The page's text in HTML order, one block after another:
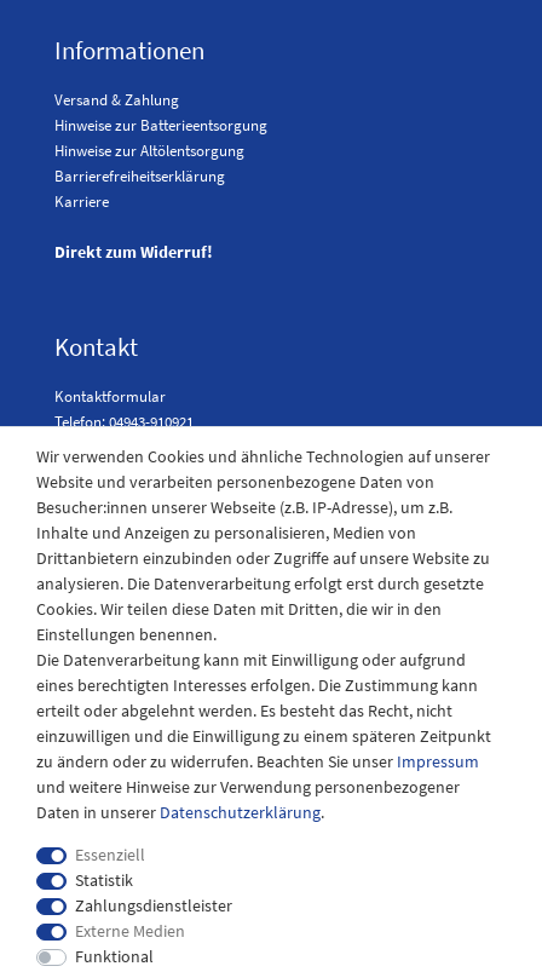
Informationen
Versand & Zahlung
Hinweise zur Batterieentsorgung
Hinweise zur Altölentsorgung
Barrierefreiheitserklärung
Karriere
Direkt zum Widerruf!
Kontakt
Kontaktformular
Telefon: 04943-910921
Laden Öffnungszeiten
Montag - Freitag
08:30 - 12:30 und 13.00 - 17.30 Uhr
Samstags
08:30 bis 12:30 Uhr
Impressum
Wir verwenden Cookies und ähnliche Technologien auf unserer
Website und verarbeiten personenbezogene Daten von
Besucher:innen unserer Webseite (z.B. IP-Adresse), um z.B.
Inhalte und Anzeigen zu personalisieren, Medien von
Drittanbietern einzubinden oder Zugriffe auf unsere Website zu
analysieren. Die Datenverarbeitung erfolgt erst durch gesetzte
Cookies. Wir teilen diese Daten mit Dritten, die wir in den
Einstellungen benennen.
Die Datenverarbeitung kann mit Einwilligung oder aufgrund
eines berechtigten Interesses erfolgen. Die Zustimmung kann
erteilt oder abgelehnt werden. Es besteht das Recht, nicht
einzuwilligen und die Einwilligung zu einem späteren Zeitpunkt
zu ändern oder zu widerrufen. Beachten Sie unser Impressum
und weitere Hinweise zur Verwendung personenbezogener
Daten in unserer Daten­schutz­erklärung.
Essenziell
Statistik
Zahlungsdienstleister
Externe Medien
Funktional